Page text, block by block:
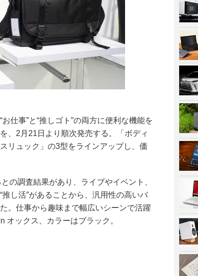
仕事”と“推しゴト”の両方に便利な機能を
、2月21日より順次発売する。「ボディ
リュック」の3型をラインアップし、価
の調査結果があり、ライブやイベント、
し活”があることから、汎用性の高いバ
。仕事から趣味まで幅広いシーンで活躍
オックス、カラーはブラック。